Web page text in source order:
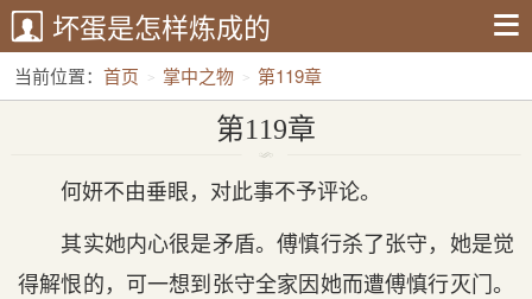
坏蛋是怎样炼成的
当前位置： 首页 掌中之物 第119章
第119章
何妍不由垂眼，对此事不予评论。
其实她内心很是矛盾。傅慎行杀了张守，她是觉
得解恨的，可一想到张守全家因她而遭傅慎行灭门。